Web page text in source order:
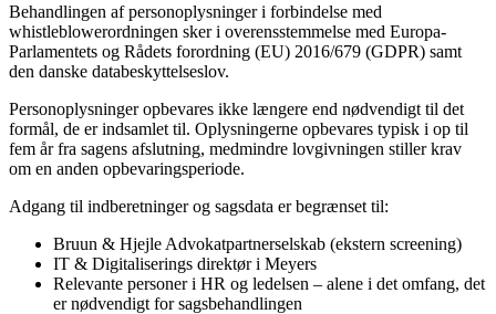
Behandlingen af personoplysninger i forbindelse med
whistleblowerordningen sker i overensstemmelse med Europa-
Parlamentets og Rådets forordning (EU) 2016/679 (GDPR) samt
den danske databeskyttelseslov.
Personoplysninger opbevares ikke længere end nødvendigt til det
formål, de er indsamlet til. Oplysningerne opbevares typisk i op til
fem år fra sagens afslutning, medmindre lovgivningen stiller krav
om en anden opbevaringsperiode.
Adgang til indberetninger og sagsdata er begrænset til:
Bruun & Hjejle Advokatpartnerselskab (ekstern screening)
IT & Digitaliserings direktør i Meyers
Relevante personer i HR og ledelsen – alene i det omfang, det
er nødvendigt for sagsbehandlingen